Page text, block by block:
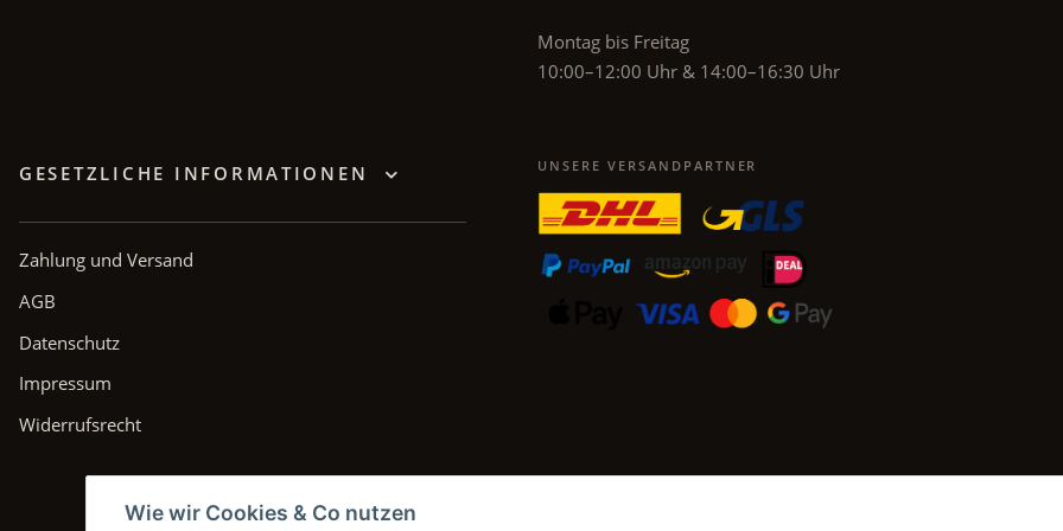
Wie wir Cookies & Co nutzen
Montag bis Freitag
10:00–12:00 Uhr & 14:00–16:30 Uhr
GESETZLICHE INFORMATIONEN
Zahlung und Versand
AGB
Datenschutz
Impressum
Widerrufsrecht
UNSERE VERSANDPARTNER